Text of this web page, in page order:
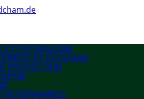
ET PHYSIOLOGIE
ET ÉCOLOGIE
PROTECTION
VÉTÉRINAIRES